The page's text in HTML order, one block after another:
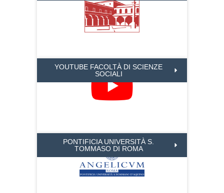
YOUTUBE FACOLTÀ DI SCIENZE
SOCIALI
PONTIFICIA UNIVERSITÀ S.
TOMMASO DI ROMA